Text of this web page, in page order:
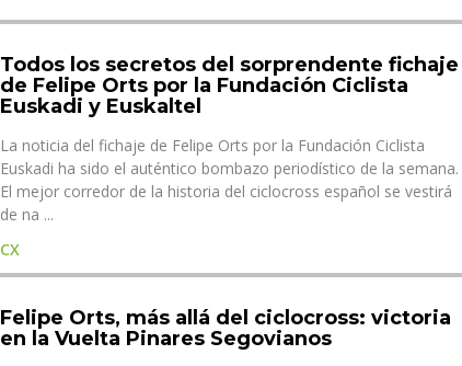
Todos los secretos del sorprendente fichaje
de Felipe Orts por la Fundación Ciclista
Euskadi y Euskaltel
La noticia del fichaje de Felipe Orts por la Fundación Ciclista
Euskadi ha sido el auténtico bombazo periodístico de la semana.
El mejor corredor de la historia del ciclocross español se vestirá
de na ...
CX
Felipe Orts, más allá del ciclocross: victoria
en la Vuelta Pinares Segovianos